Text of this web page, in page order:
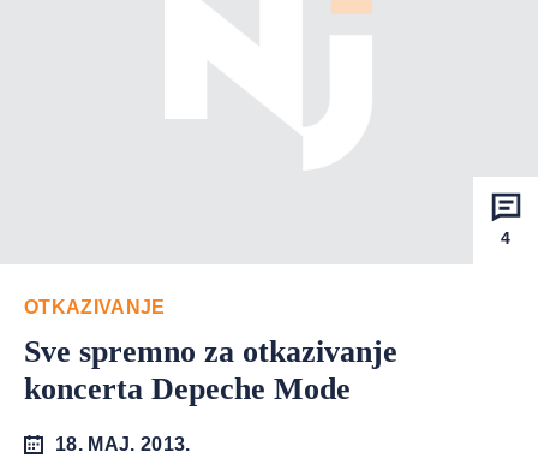
4
OTKAZIVANJE
Sve spremno za otkazivanje
koncerta Depeche Mode
18. MAJ. 2013.